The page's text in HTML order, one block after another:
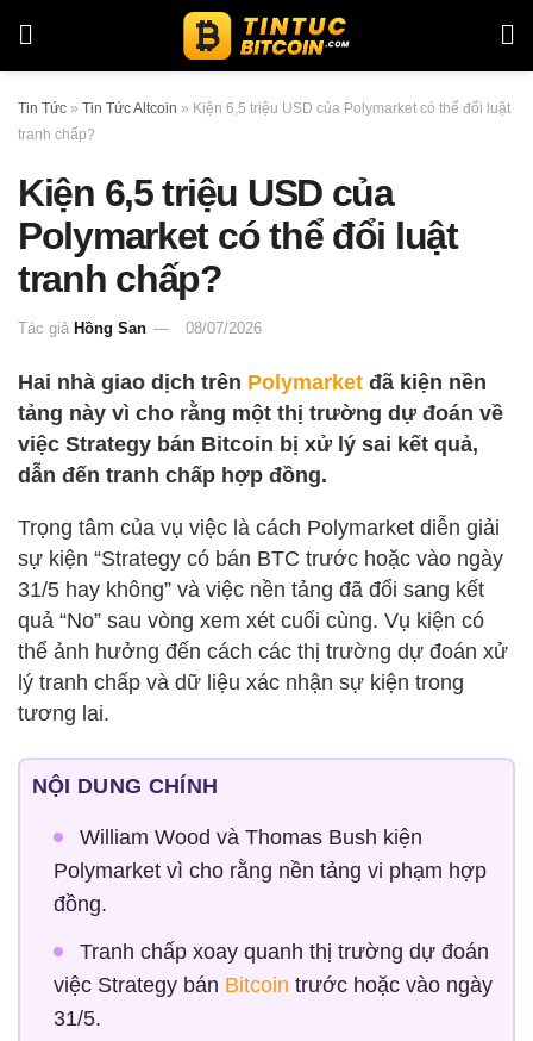
Tin Tức » Tin Tức Altcoin » Kiện 6,5 triệu USD của Polymarket có thể đổi luật
tranh chấp?
Kiện 6,5 triệu USD của
Polymarket có thể đổi luật
tranh chấp?
Tác giả Hồng San 08/07/2026
Hai nhà giao dịch trên Polymarket đã kiện nền
tảng này vì cho rằng một thị trường dự đoán về
việc Strategy bán Bitcoin bị xử lý sai kết quả,
dẫn đến tranh chấp hợp đồng.
Trọng tâm của vụ việc là cách Polymarket diễn giải
sự kiện “Strategy có bán BTC trước hoặc vào ngày
31/5 hay không” và việc nền tảng đã đổi sang kết
quả “No” sau vòng xem xét cuối cùng. Vụ kiện có
thể ảnh hưởng đến cách các thị trường dự đoán xử
lý tranh chấp và dữ liệu xác nhận sự kiện trong
tương lai.
NỘI DUNG CHÍNH
William Wood và Thomas Bush kiện
Polymarket vì cho rằng nền tảng vi phạm hợp
đồng.
Tranh chấp xoay quanh thị trường dự đoán
việc Strategy bán Bitcoin trước hoặc vào ngày
31/5.